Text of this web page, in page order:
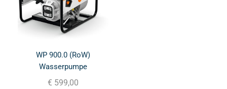
WP 900.0 (RoW)
Wasserpumpe
€ 599,00